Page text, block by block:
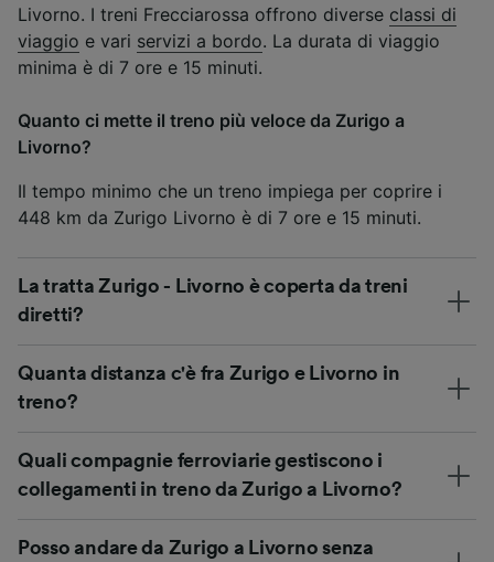
Livorno. I treni Frecciarossa offrono diverse classi di
viaggio e vari servizi a bordo. La durata di viaggio
minima è di 7 ore e 15 minuti.
Quanto ci mette il treno più veloce da Zurigo a
Livorno?
Il tempo minimo che un treno impiega per coprire i
448 km da Zurigo Livorno è di 7 ore e 15 minuti.
La tratta Zurigo - Livorno è coperta da treni
diretti?
Quanta distanza c'è fra Zurigo e Livorno in
treno?
Quali compagnie ferroviarie gestiscono i
collegamenti in treno da Zurigo a Livorno?
Posso andare da Zurigo a Livorno senza